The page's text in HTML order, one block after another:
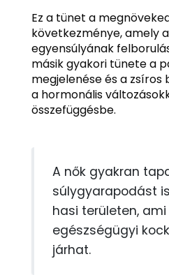
Ez a tünet a
következménye, amely
egyensúlyának
másik gyakori tünete a
megjelenése és a zsíros
a hormonális
összefüggésbe.
A nők gyakran
súlygyarapodást
hasi területen,
egészségügyi
járhat.